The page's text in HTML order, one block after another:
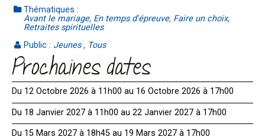
Thématiques :
Avant le mariage, En temps d'épreuve, Faire un choix,
Retraites spirituelles
Public : Jeunes , Tous
Prochaines dates
Du 12 Octobre 2026 à 11h00 au 16 Octobre 2026 à 17h00
Du 18 Janvier 2027 à 11h00 au 22 Janvier 2027 à 17h00
Du 15 Mars 2027 à 18h45 au 19 Mars 2027 à 17h00